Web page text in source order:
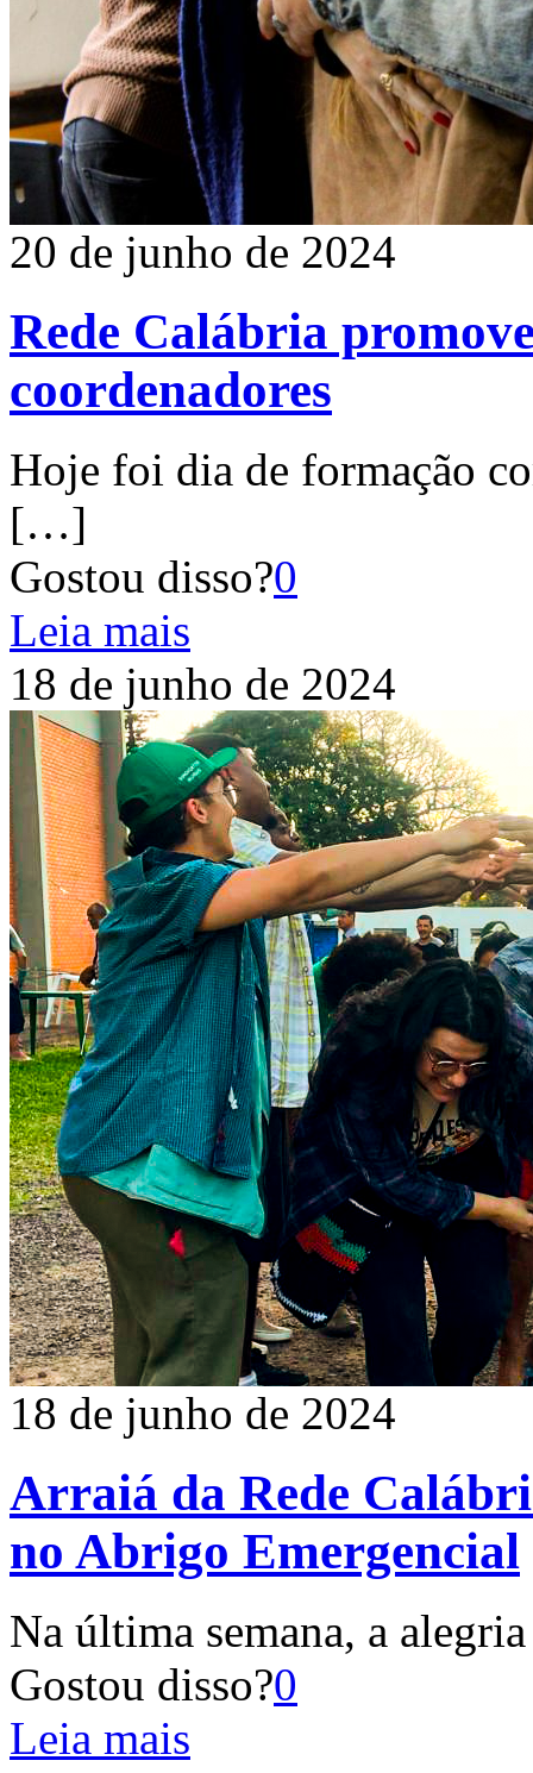
20 de junho de 2024
Rede Calábria
coordenadores
Hoje foi dia de formação
[…]
Gostou disso?0
Leia mais
18 de junho de 2024
18 de junho de 2024
Arraiá da Rede
no Abrigo Emergencial
Na última semana, a
Gostou disso?0
Leia mais